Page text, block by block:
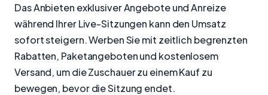
Das Anbieten exklusiver Angebote und Anreize
während Ihrer Live-Sitzungen kann den Umsatz
sofort steigern. Werben Sie mit zeitlich begrenzten
Rabatten, Paketangeboten und kostenlosem
Versand, um die Zuschauer zu einem Kauf zu
bewegen, bevor die Sitzung endet.